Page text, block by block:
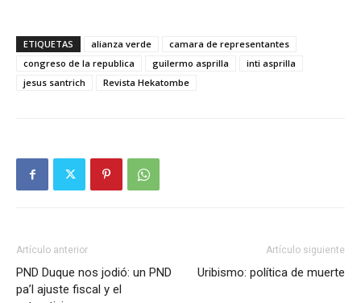
ETIQUETAS alianza verde
camara de representantes
congreso de la republica
guilermo asprilla
inti asprilla
jesus santrich
Revista Hekatombe
Artículo anterior
PND Duque nos jodió: un PND
pa’l ajuste fiscal y el
Artículo siguiente
Uribismo: política de muerte